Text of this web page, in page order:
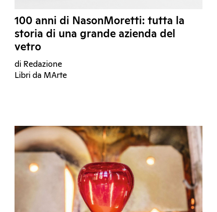
100 anni di NasonMoretti: tutta la
storia di una grande azienda del
vetro
di Redazione
Libri da MArte